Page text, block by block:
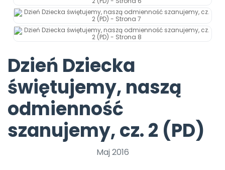
Archiwalne numery
Pomoc
Promocje
Dzień Dziecka
świętujemy, naszą
odmienność
szanujemy, cz. 2 (PD)
Maj 2016